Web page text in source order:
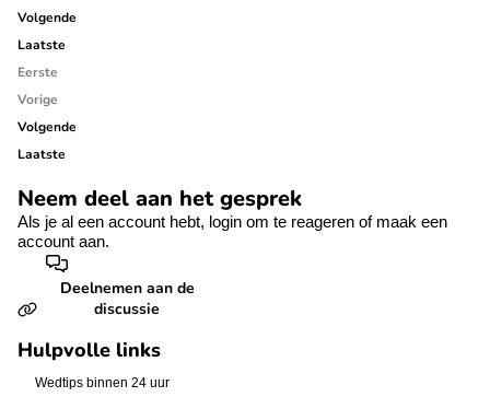
Volgende
Laatste
Eerste
Vorige
Volgende
Laatste
Neem deel aan het gesprek
Als je al een account hebt, login om te reageren of maak een
account aan.
Deelnemen aan de
discussie
Hulpvolle links
Wedtips binnen 24 uur